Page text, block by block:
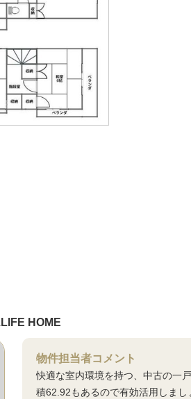
HOME
物件担当者コメント
快適な室内環境を持つ、中古の一
積62.92もあるので有効活用しまし